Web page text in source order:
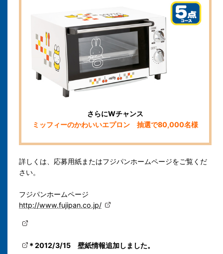
さらにWチャンス
ミッフィーのかわいいエプロン 抽選で80,000名様
詳しくは、応募用紙またはフジパンホームページをご覧くだ
さい。
フジパンホームページ
http://www.fujipan.co.jp/
＊2012/3/15 壁紙情報追加しました。